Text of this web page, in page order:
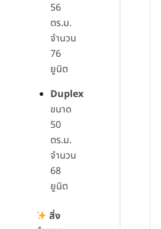
56
ตร.ม.
จำนวน
76
ยูนิต
Duplex
ขนาด
50
ตร.ม.
จำนวน
68
ยูนิต
สิ่ง